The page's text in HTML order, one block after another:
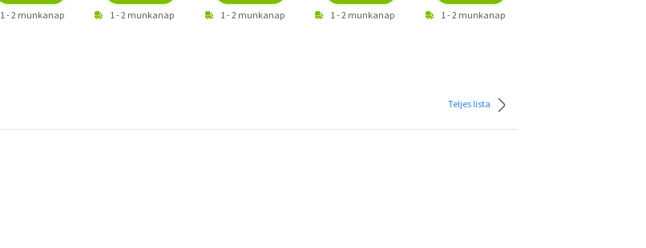
1 - 2 munkanap 1 - 2 munkanap 1 - 2 munkanap 1 - 2 munkanap 1 - 2 munkanap
Teljes lista